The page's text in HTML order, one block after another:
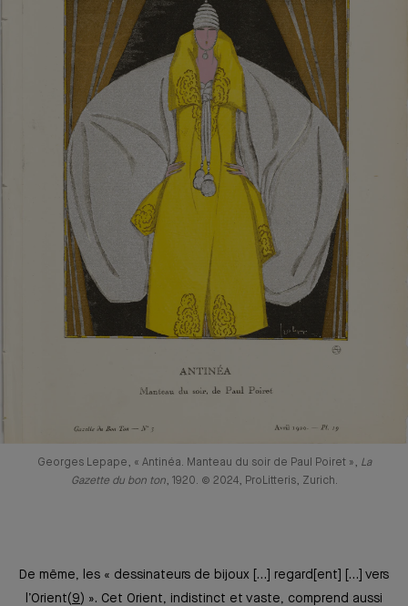
Georges Lepape, « Antinéa. Manteau du soir de Paul Poiret », La
Gazette du bon ton, 1920. © 2024, ProLitteris, Zurich.
De même, les « dessinateurs de bijoux […] regard[ent] […] vers
l’Orient 9
». Cet Orient, indistinct et vaste, comprend aussi